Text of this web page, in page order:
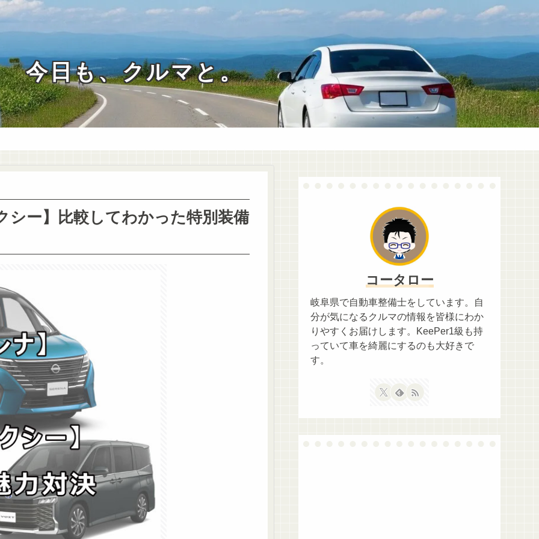
今日も、クルマと。
シー】比較してわかった特別装備
コータロー
岐阜県で自動車整備士をしています。自
分が気になるクルマの情報を皆様にわか
りやすくお届けします。KeePer1級も持
っていて車を綺麗にするのも大好きで
す。